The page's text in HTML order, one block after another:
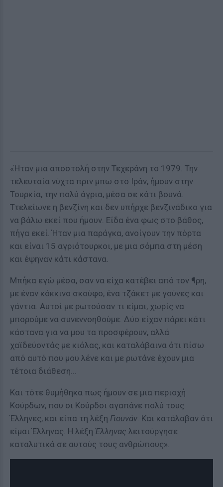
«Ήταν μια αποστολή στην Τεχεράνη το 1979. Την
τελευταία νύχτα πριν μπω στο Ιράν, ήμουν στην
Τουρκία, την πολύ άγρια, μέσα σε κάτι βουνά.
Ττελείωνε η βενζίνη και δεν υπήρχε βενζινάδικο για
να βάλω εκεί που ήμουν. Είδα ένα φως στο βάθος,
πήγα εκεί. Ήταν μια παράγκα, ανοίγουν την πόρτα
και είναι 15 αγριότουρκοι, με μια σόμπα στη μέση
και έψηναν κάτι κάστανα.
Μπήκα εγώ μέσα, σαν να είχα κατέβει από τον ¶ρη,
με έναν κόκκινο σκούφο, ένα τζάκετ με γούνες και
γάντια. Αυτοί με ρωτούσαν τι είμαι, χωρίς να
μπορούμε να συνεννοηθούμε. Δύο είχαν πάρει κάτι
κάστανα για να μου τα προσφέρουν, αλλά
χαϊδεύοντάς με κιόλας, και καταλάβαινα ότι πίσω
από αυτό που μου λένε και με ρωτάνε έχουν μια
τέτοια διάθεση...
Και τότε θυμήθηκα πως ήμουν σε μια περιοχή
Κούρδων, που οι Κούρδοι αγαπάνε πολύ τους
Έλληνες, και είπα τη λέξη Γιουνάν. Και κατάλαβαν ότι
είμαι Έλληνας. Η λέξη Έλληνας λειτούργησε
καταλυτικά σε αυτούς τους ανθρώπους».